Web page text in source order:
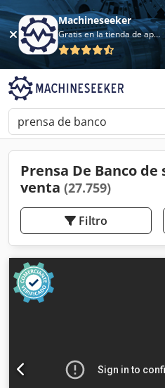
Machineseeker
Gratis en la tienda de aplicaciones
Prensa De Banco
venta (27.759)
Filtro